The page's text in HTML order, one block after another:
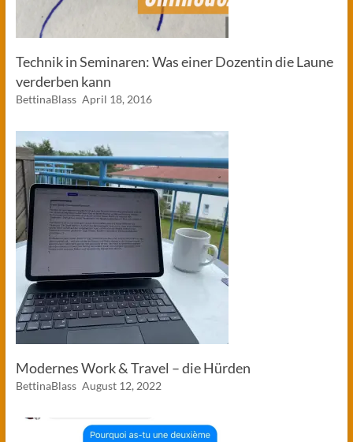
Technik in Seminaren: Was einer Dozentin die Laune
verderben kann
BettinaBlass April 18, 2016
Modernes Work & Travel – die Hürden
BettinaBlass August 12, 2022